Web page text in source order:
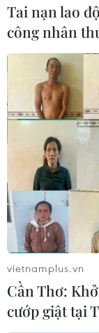
Tai nạn lao
công nhân
vietnamplus.vn
Cần Thơ:
cướp giật tại